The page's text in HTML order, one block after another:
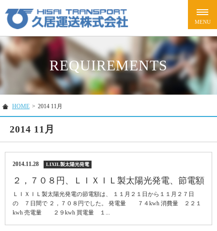
REQUIREMENTS
HOME > 2014 11月
2014 11月
2014.11.28 LIXIL製太陽光発電
２，７０８円、ＬＩＸＩＬ製太陽光発電、節電額
ＬＩＸＩＬ製太陽光発電の節電額は、 １１月２１日から１１月２７日
の ７日間で ２，７０８円でした。 発電量 ７４kwh 消費量 ２２１
kwh 売電量 ２９kwh 買電量 １...